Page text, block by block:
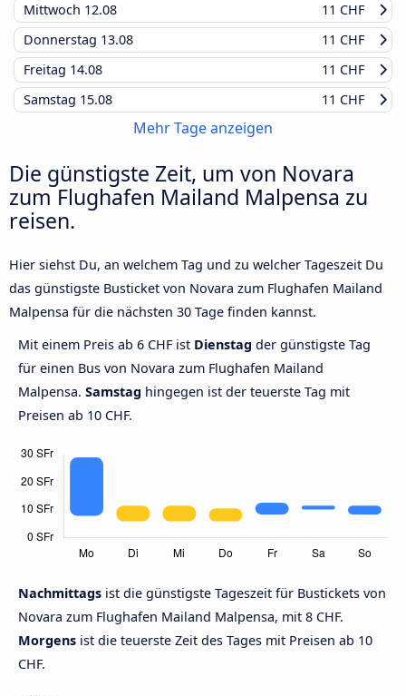
Mittwoch 12.08
11 CHF
Donnerstag 13.08
11 CHF
Freitag 14.08
11 CHF
Samstag 15.08 11 CHF
Mehr Tage anzeigen
Die günstigste Zeit, um von Novara
zum Flughafen Mailand Malpensa zu
reisen.
Hier siehst Du, an welchem Tag und zu welcher Tageszeit Du
das günstigste Busticket von Novara zum Flughafen Mailand
Malpensa für die nächsten 30 Tage finden kannst.
Mit einem Preis ab 6 CHF ist Dienstag der günstigste Tag
für einen Bus von Novara zum Flughafen Mailand
Malpensa. Samstag hingegen ist der teuerste Tag mit
Preisen ab 10 CHF.
Nachmittags ist die günstigste Tageszeit für Bustickets von
Novara zum Flughafen Mailand Malpensa, mit 8 CHF.
Morgens ist die teuerste Zeit des Tages mit Preisen ab 10
CHF.